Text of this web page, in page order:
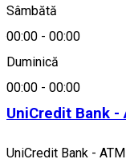
Sâmbătă
00:00 - 00:00
Duminică
00:00 - 00:00
Alte sugestii
UniCredit Bank -
UniCredit Bank -